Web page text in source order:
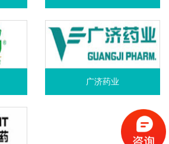
广济药业